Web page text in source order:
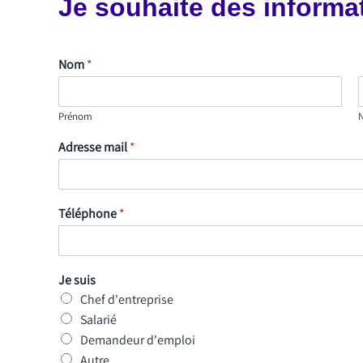
Je souhaite des
Nom*
Prénom
Adresse mail*
Téléphone*
Je suis
Chef d'entreprise
Salarié
Demandeur d'emploi